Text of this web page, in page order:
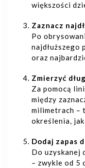
większości
Zaznacz
Po
najdłuższego
oraz
Zmierzyć
Za pomocą
między
milimetrach –
określenia,
Dodaj zapas
Do uzyskanej
– zwykle od 5